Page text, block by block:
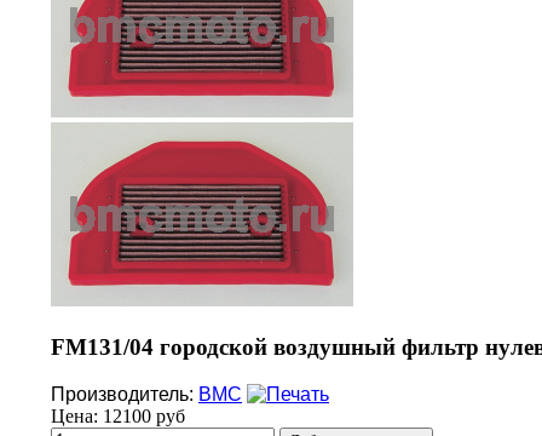
FM131/04 городской воздушный фильтр
Производитель: BMC
Цена: 12100 руб